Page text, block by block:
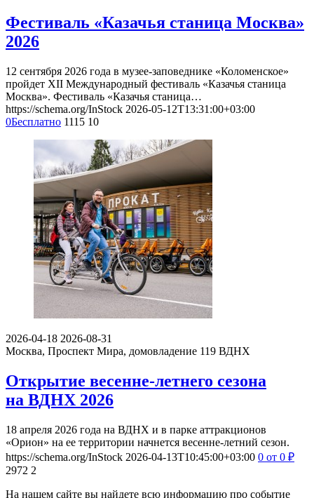
Фестиваль «Казачья станица Москва»
2026
12 сентября 2026 года в музее-заповеднике «Коломенское»
пройдет XII Международный фестиваль «Казачья станица
Москва». Фестиваль «Казачья станица…
https://schema.org/InStock 2026-05-12T13:31:00+03:00
0Бесплатно 1115 10
2026-04-18 2026-08-31
Москва, Проспект Мира, домовладение 119 ВДНХ
Открытие весенне-летнего сезона
на ВДНХ 2026
18 апреля 2026 года на ВДНХ и в парке аттракционов
«Орион» на ее территории начнется весенне-летний сезон.
https://schema.org/InStock 2026-04-13T10:45:00+03:00 0 от 0 ₽
2972 2
На нашем сайте вы найдете всю информацию про событие